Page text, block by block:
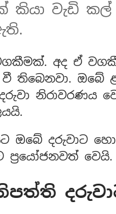
කියා වැඩි
අද ඒ
තිබෙනවා. ඔබේ
නිරාවරණය
ඔබේ දරුවාට
වෙයි.